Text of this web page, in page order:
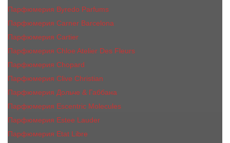
Парфюмерия Byredo Parfums
Парфюмерия Carner Barcelona
Парфюмерия Cartier
Парфюмерия Chloe Atelier Des Fleurs
Парфюмерия Сhopard
Парфюмерия Clive Christian
Парфюмерия Дольче & Габбана
Парфюмерия Escentric Molecules
Парфюмерия Estee Lаudеr
Парфюмерия Etat Libre